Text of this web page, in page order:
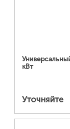
кВт
Уточняйте